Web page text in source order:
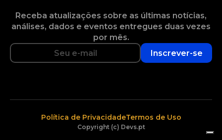
Receba atualizações sobre as últimas notícias,
análises, dados e eventos entregues duas vezes
por mês.
Inscrever-se
Copyright (c) Devs.pt
Política de PrivacidadeTermos de Uso